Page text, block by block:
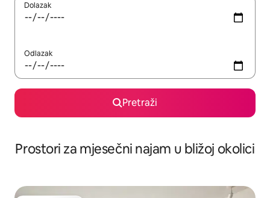
Dolazak
Odlazak
Pretraži
Prostori za mjesečni najam u bližoj okolici